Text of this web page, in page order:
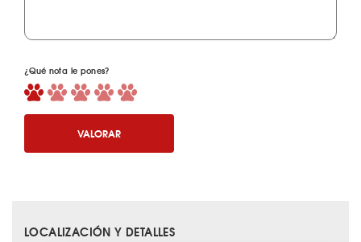
¿Qué nota le pones?
VALORAR
LOCALIZACIÓN Y DETALLES